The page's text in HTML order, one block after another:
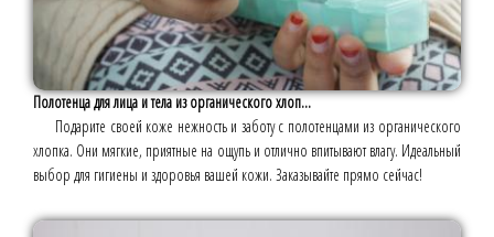
Полотенца для лица и тела из органического хлоп...
Подарите своей коже нежность и заботу с полотенцами из органического
хлопка. Они мягкие, приятные на ощупь и отлично впитывают влагу. Идеальный
выбор для гигиены и здоровья вашей кожи. Заказывайте прямо сейчас!